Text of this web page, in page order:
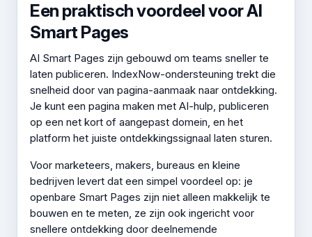
Een praktisch voordeel voor AI
Smart Pages
AI Smart Pages zijn gebouwd om teams sneller te
laten publiceren. IndexNow-ondersteuning trekt die
snelheid door van pagina-aanmaak naar ontdekking.
Je kunt een pagina maken met AI-hulp, publiceren
op een net kort of aangepast domein, en het
platform het juiste ontdekkingssignaal laten sturen.
Voor marketeers, makers, bureaus en kleine
bedrijven levert dat een simpel voordeel op: je
openbare Smart Pages zijn niet alleen makkelijk te
bouwen en te meten, ze zijn ook ingericht voor
snellere ontdekking door deelnemende